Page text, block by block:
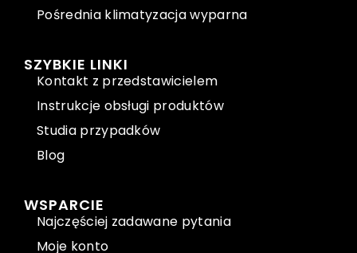
Pośrednia klimatyzacja wyparna
SZYBKIE LINKI
Kontakt z przedstawicielem
Instrukcje obsługi produktów
Studia przypadków
Blog
WSPARCIE
Najczęściej zadawane pytania
Moje konto